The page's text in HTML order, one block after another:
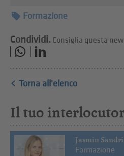
Formazione
Condividi. Consiglia questa
Torna all'elenco
Il tuo
Jasmin Sandri
Formazione